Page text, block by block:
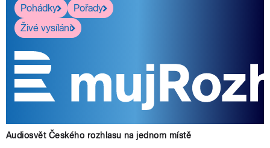
Pohádky
Pořady
Živé vysílání
Audiosvět Českého rozhlasu na jednom místě